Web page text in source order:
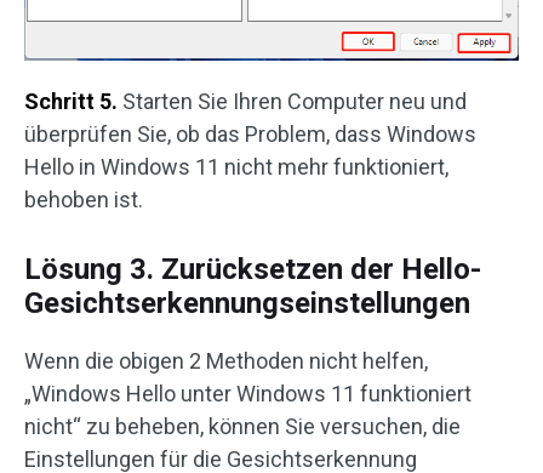
Schritt 5. Starten Sie Ihren Computer neu und
überprüfen Sie, ob das Problem, dass Windows
Hello in Windows 11 nicht mehr funktioniert,
behoben ist.
Lösung 3. Zurücksetzen der Hello-
Gesichtserkennungseinstellungen
Wenn die obigen 2 Methoden nicht helfen,
„Windows Hello unter Windows 11 funktioniert
nicht“ zu beheben, können Sie versuchen, die
Einstellungen für die Gesichtserkennung